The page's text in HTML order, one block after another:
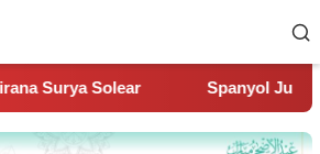
Spanyol Juara Piala Dunia 2026,